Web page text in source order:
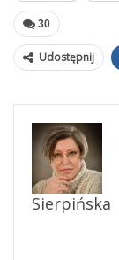
30
Udostępnij
Sierpińska